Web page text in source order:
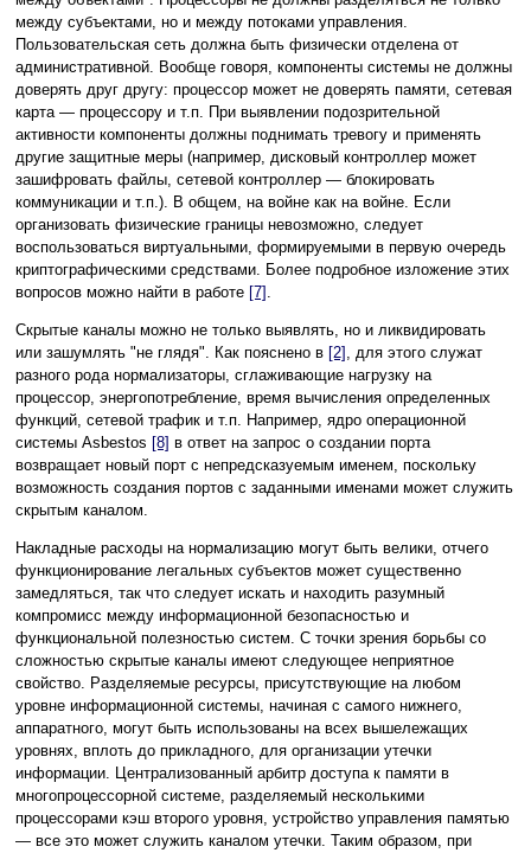
между субъектами, но и между потоками управления.
Пользовательская сеть должна быть физически отделена от
административной. Вообще говоря, компоненты системы не должны
доверять друг другу: процессор может не доверять памяти, сетевая
карта — процессору и т.п. При выявлении подозрительной
активности компоненты должны поднимать тревогу и применять
другие защитные меры (например, дисковый контроллер может
зашифровать файлы, сетевой контроллер — блокировать
коммуникации и т.п.). В общем, на войне как на войне. Если
организовать физические границы невозможно, следует
воспользоваться виртуальными, формируемыми в первую очередь
криптографическими средствами. Более подробное изложение этих
вопросов можно найти в работе [7] .
Скрытые каналы можно не только выявлять, но и ликвидировать
или зашумлять "не глядя". Как пояснено в [2] , для этого служат
разного рода нормализаторы, сглаживающие нагрузку на
процессор, энергопотребление, время вычисления определенных
функций, сетевой трафик и т.п. Например, ядро операционной
системы Asbestos [8] в ответ на запрос о создании порта
возвращает новый порт с непредсказуемым именем, поскольку
возможность создания портов с заданными именами может служить
скрытым каналом.
Накладные расходы на нормализацию могут быть велики, отчего
функционирование легальных субъектов может существенно
замедляться, так что следует искать и находить разумный
компромисс между информационной безопасностью и
функциональной полезностью систем. С точки зрения борьбы со
сложностью скрытые каналы имеют следующее неприятное
свойство. Разделяемые ресурсы, присутствующие на любом
уровне информационной системы, начиная с самого нижнего,
аппаратного, могут быть использованы на всех вышележащих
уровнях, вплоть до прикладного, для организации утечки
информации. Централизованный арбитр доступа к памяти в
многопроцессорной системе, разделяемый несколькими
процессорами кэш второго уровня, устройство управления памятью
— все это может служить каналом утечки. Таким образом, при